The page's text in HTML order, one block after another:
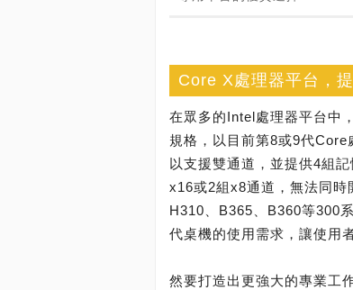
Core X處理器平台，
在眾多的Intel處理器平台中
規格，以目前第8或9代
以支援雙通道，並提供4組
x16或2組x8通道，無法同時
H310、B365、B360等300
代桌機的使用需求，讓使用
然要打造出更強大的專業工